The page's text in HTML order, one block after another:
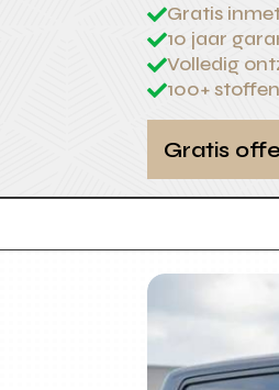
Gratis
10 jaar
Volledig
100+ stoffen
Gratis